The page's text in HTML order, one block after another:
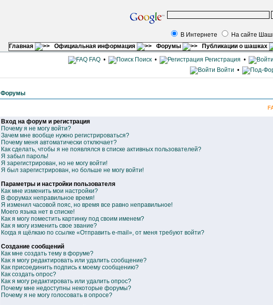
В Интернете
На сайте
Главная
Официальная информация Форумы Публикации о шашках
FAQ• Поиск• Регистрация •
Войти •
Форумы
Вход на форум и регистрация
Почему я не могу войти?
Зачем мне вообще нужно регистрироваться?
Почему меня автоматически отключает?
Как сделать, чтобы я не появлялся в списке активных пользователей?
Я забыл пароль!
Я зарегистрирован, но не могу войти!
Я был зарегистрирован, но больше не могу войти!
Параметры и настройки пользователя
Как мне изменить мои настройки?
В форумах неправильное время!
Я изменил часовой пояс, но время все равно неправильное!
Моего языка нет в списке!
Как я могу поместить картинку под своим именем?
Как я могу изменить свое звание?
Когда я щёлкаю по ссылке «Отправить e-mail», от меня требуют войти?
Создание сообщений
Как мне создать тему в форуме?
Как я могу редактировать или удалить сообщение?
Как присоединить подпись к моему сообщению?
Как создать опрос?
Как я могу редактировать или удалить опрос?
Почему мне недоступны некоторые форумы?
Почему я не могу голосовать в опросе?